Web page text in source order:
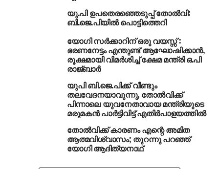
BJP has suffered
humiliating loss in the Lok
Sabha seats held by the
CM & DyCM of UP.
Congratulations to SP &
BSP for this historic
victory. Unity among the
non-BJP parties has
played a key role.
യു.പി ഉപതെരഞ്ഞെടുപ്പ് തോല്‍വി:
ബി.ജെ.പിയില്‍ പൊട്ടിത്തെറി
യോഗി സര്‍ക്കാറിന് ഒരു വയസ്സ് :
ഭരണനേട്ടം എന്തുണ്ട് ആഘോഷിക്കാന്‍,
രൂക്ഷമായി വിമര്‍ശിച്ച് ക്ഷേമ മന്ത്രി ഒ.പി
യുപി ബി.ജെ.പിക്ക് വീണ്ടും
തലവേദനയാവുന്നു, തോല്‍വിക്ക്
പിന്നാലെ യുവനേതാവായ മന്ത്രിയുടെ
മരുമകന്‍ പാര്‍ട്ടിവിട്ട് എതിര്‍പാളയത്തില്‍
തോല്‍വിക്ക് കാരണം എന്റെ അമിത
ആത്മവിശ്വാസം; തുറന്നു പറഞ്ഞ്
യോഗി ആദിത്യനാഥ്